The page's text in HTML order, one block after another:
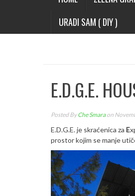
URADI SAM ( DIY )
E.D.G.E.
Posted ByChe Smaraon
E.D.G.E. je skraćenica za E
prostor kojim se manje